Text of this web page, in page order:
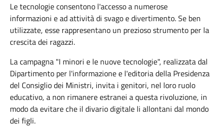
Le tecnologie consentono l'accesso a numerose
informazioni e ad attività di svago e divertimento. Se ben
utilizzate, esse rappresentano un prezioso strumento per la
crescita dei ragazzi.
La campagna "I minori e le nuove tecnologie", realizzata dal
Dipartimento per l'informazione e l'editoria della Presidenza
del Consiglio dei Ministri, invita i genitori, nel loro ruolo
educativo, a non rimanere estranei a questa rivoluzione, in
modo da evitare che il divario digitale li allontani dal mondo
dei figli.